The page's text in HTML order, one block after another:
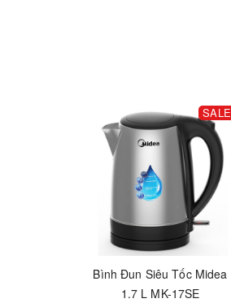
SALE
Bình Đun Siêu Tốc Midea
1.7 L MK-17SE